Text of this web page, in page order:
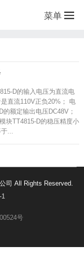
菜单
D的输入电压为直流电
直流110V正负20%； 电
额定输出电压DC48V；
块TT4815-D的稳压精度小
...
司 All Rights Reserved.
1
号